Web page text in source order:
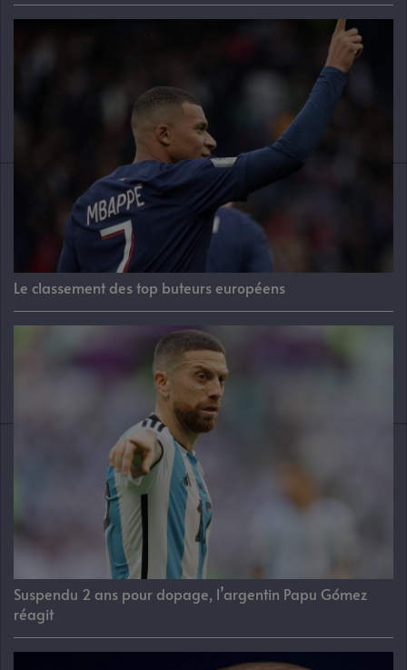
Le classement des top buteurs européens
Suspendu 2 ans pour dopage, l’argentin Papu Gómez
réagit